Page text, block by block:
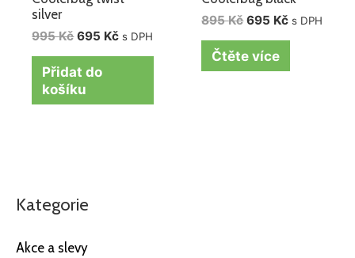
Kategorie
Akce a slevy
silver
995Kč 695 Kč s DPH
Přidat do
košíku
895Kč 695 Kč s DPH
Čtěte více